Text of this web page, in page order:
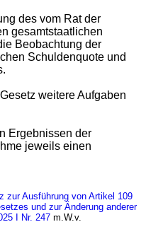
des vom Rat der
gesamtstaatlichen
Beobachtung der
Schuldenquote und
weitere Aufgaben
Ergebnissen der
jeweils einen
zur Ausführung von Artikel 109
und zur Änderung anderer
I Nr. 247 m.W.v.